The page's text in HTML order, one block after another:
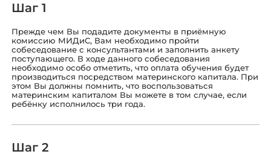
Шаг 1
Прежде чем Вы подадите документы в приёмную
комиссию МИДиС, Вам необходимо пройти
собеседование с консультантами и заполнить анкету
поступающего. В ходе данного собеседования
необходимо особо отметить, что оплата обучения будет
производиться посредством материнского капитала. При
этом Вы должны помнить, что воспользоваться
материнским капиталом Вы можете в том случае, если
ребёнку исполнилось три года.
Шаг 2